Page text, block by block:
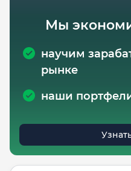
Мы
научим
рынке
наши